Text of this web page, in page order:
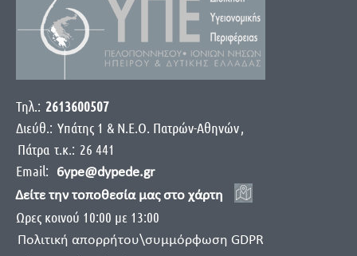
Τηλ.: 2613600507
Διεύθ.: Yπάτης 1 & Ν.Ε.Ο. Πατρών-Αθηνών,
Πάτρα τ.κ.: 26 441
Email:
6ype@dypede.gr
Δείτε την τοποθεσία μας στο χάρτη
Ωρες κοινού 10:00 με 13:00
Πολιτική απορρήτου\συμμόρφωση GDPR